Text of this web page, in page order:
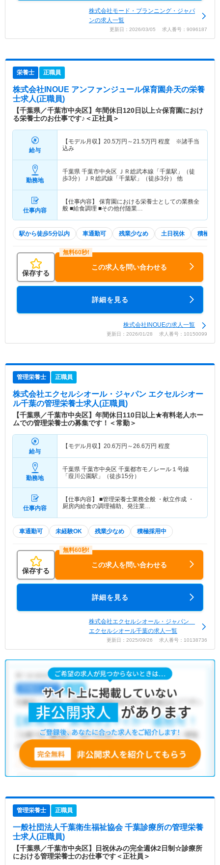
株式会社モード・プランニング・ジャパ
ンの求人一覧
更新日：2026/03/05 求人番号：9096187
栄養士 正職員
株式会社INOUE アンファンジュール保育園弁天の栄養
士求人(正職員)
【千葉県／千葉市中央区】年間休日120日以上☆保育園におけ
る栄養士のお仕事です♪＜正社員＞
給与
【モデル月収】 20.5万円～21.5万円 程度 ※諸手当
込み
勤務地
千葉県 千葉市中央区 ＪＲ総武本線「千葉駅」（徒
歩3分）ＪＲ総武線「千葉駅」（徒歩3分） 他
仕事内容
【仕事内容】 保育園における栄養士としての業務全
般 ■給食調理 ■その他付随業…
駅から徒歩5分以内 車通勤可 残業少なめ 土日祝休 積極採
保存する
この求人を問い合わせる
詳細を見る
株式会社INOUEの求人一覧
更新日：2026/01/28 求人番号：10150099
管理栄養士 正職員
株式会社エクセルシオール・ジャパン エクセルシオー
ル千葉の管理栄養士求人(正職員)
【千葉県／千葉市中央区】年間休日110日以上★有料老人ホー
ムでの管理栄養士の募集です！＜常勤＞
給与
【モデル月収】 20.6万円～26.6万円 程度
勤務地
千葉県 千葉市中央区 千葉都市モノレール１号線
「葭川公園駅」（徒歩15分）
仕事内容
【仕事内容】 ■管理栄養士業務全般 ・献立作成 ・
厨房内給食の調理補助、発注業…
車通勤可 未経験OK 残業少なめ 積極採用中
保存する
この求人を問い合わせる
詳細を見る
株式会社エクセルシオール・ジャパン
エクセルシオール千葉の求人一覧
更新日：2025/09/26 求人番号：10138736
管理栄養士 正職員
一般社団法人千葉衛生福祉協会 千葉診療所の管理栄養
士求人(正職員)
【千葉県／千葉市中央区】日祝休みの完全週休2日制☆診療所
における管理栄養士のお仕事です＜正社員＞